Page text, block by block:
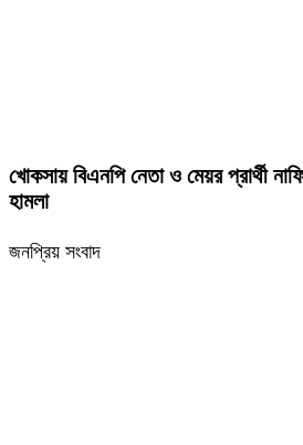
খোকসায় বিএনপি নেতা ও মেয়র প্রার্থী
হামলা
জনপ্রিয় সংবাদ